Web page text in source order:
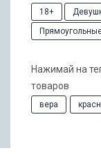
18+
Нажимай на
товаров
вера